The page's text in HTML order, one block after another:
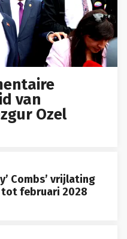
van
Ozel
Combs’ vrijlating
februari 2028